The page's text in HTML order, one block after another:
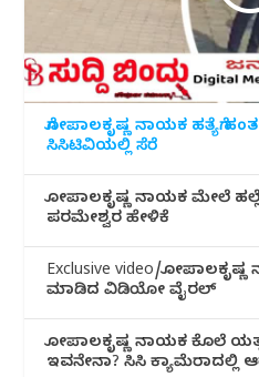
ಗೋಪಾಲಕೃಷ್ಣ ನಾಯಕ ಹತ್ಯೆಗೆ
ಸಿಸಿಟಿವಿಯಲ್ಲಿ ಸೆರೆ
ಗೋಪಾಲಕೃಷ್ಣ ನಾಯಕ ಮೇಲೆ
ಪರಮೇಶ್ವರ ಹೇಳಿಕೆ
Exclusive video/
ಮಾಡಿದ ವಿಡಿಯೋ ವೈರಲ್
ಗೋಪಾಲಕೃಷ್ಣ ನಾಯಕ ಕೊಲೆ
ಇವನೇನಾ? ಸಿಸಿ